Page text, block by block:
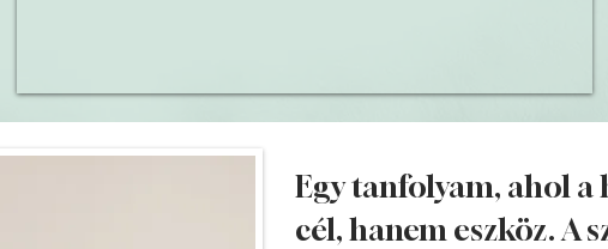
Egy tanfolyam, ahol a
cél, hanem eszköz. A